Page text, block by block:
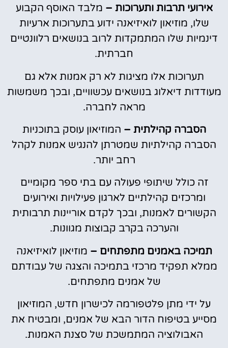
אירועי תרבות ותערוכות – מלבד האוסף הקבוע
שלו, מוזיאון לואיזיאנה ידוע בתערוכות ארעיות
דינמיות שלו המתמקדות לרוב בנושאים רלוונטיים
חברתית.
תערוכות אלו מציגות לא רק אמנות אלא גם
מעודדות דיאלוג בנושאים עכשוויים, ובכך משמשות
מראה לחברה.
הסברה קהילתית – המוזיאון עוסק בתוכניות
הסברה קהילתיות שמטרתן להנגיש אמנות לקהל
רחב יותר.
זה כולל שיתופי פעולה עם בתי ספר מקומיים
ומרכזים קהילתיים לארגון פעילויות ואירועים
הקשורים לאמנות, ובכך לקדם אוריינות תרבותית
והערכה בקרב קבוצות מגוונות.
תמיכה באמנים מתפתחים – מוזיאון לואיזיאנה
ממלא תפקיד מרכזי בתמיכה והצגה של עבודתם
של אמנים מתפתחים.
על ידי מתן פלטפורמה לכישרון חדש, המוזיאון
מסייע בטיפוח הדור הבא של אמנים, ומבטיח את
האבולוציה המתמשכת של סצנת האמנות.